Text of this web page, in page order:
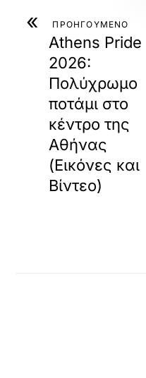
« ΠΡΟΗΓΟΥΜΕΝΟ
Athens Pride
2026:
Πολύχρωμο
ποτάμι στο
κέντρο της
Αθήνας
(Εικόνες και
Βίντεο)